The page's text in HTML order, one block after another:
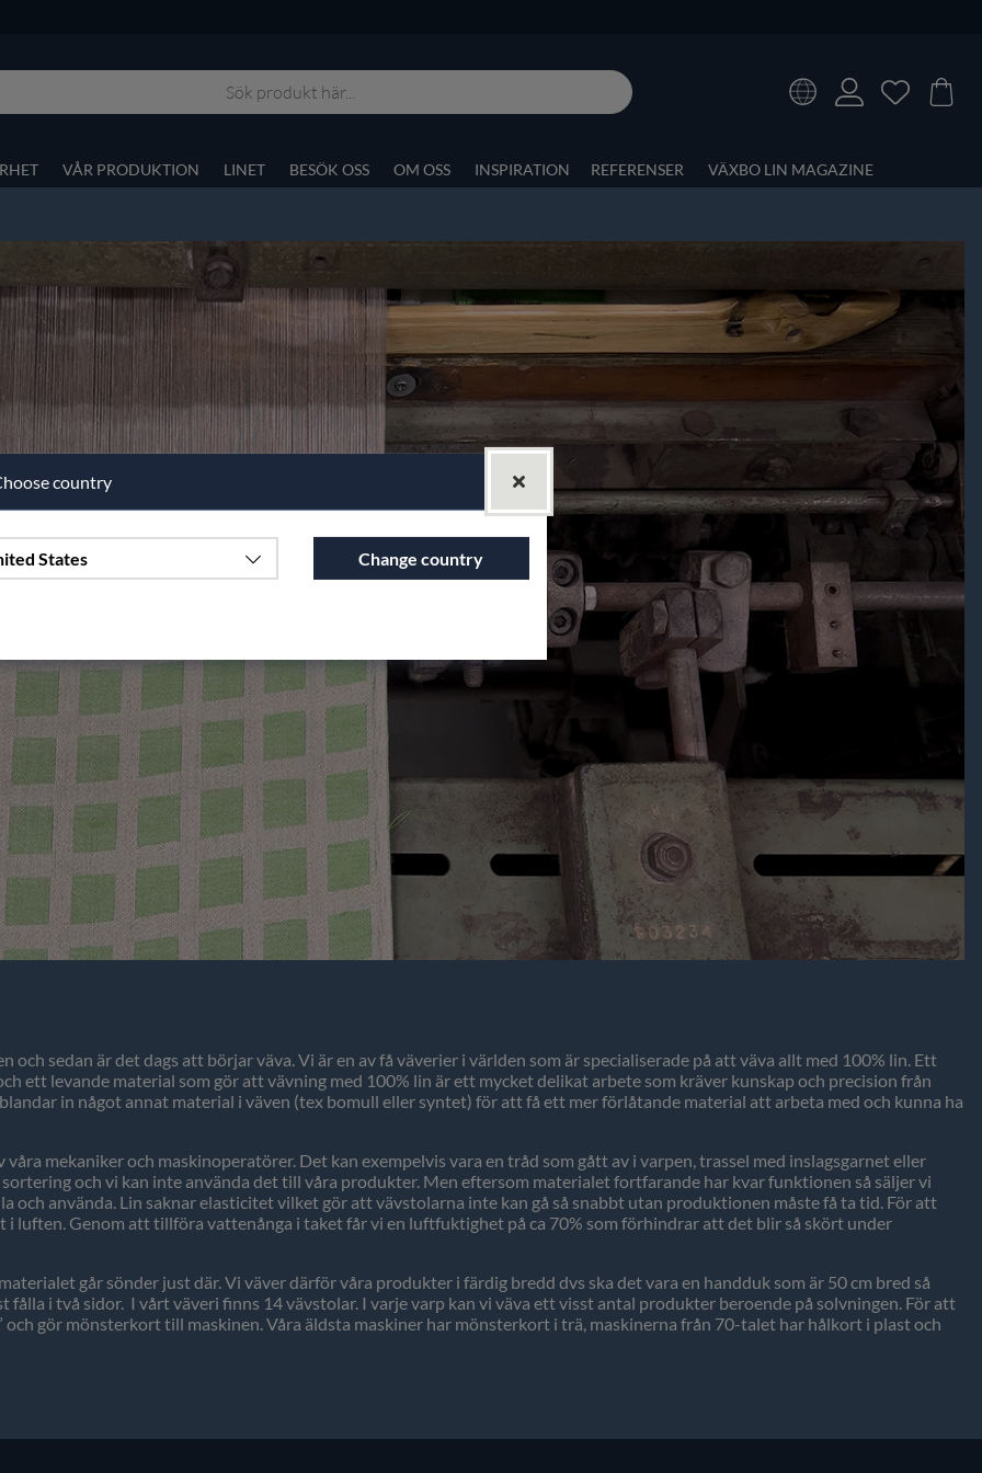
VÅR PRODUKTION LINET BESÖK OSS OM OSS INSPIRATION REFERENSER VÄXBO LIN MAGAZINE
sedan är det dags att börjar väva. Vi är en av få väverier i världen som är specialiserade på att väva allt med 100% lin. Ett
ett levande material som gör att vävning med 100% lin är ett mycket delikat arbete som kräver kunskap och precision från
in något annat material i väven (tex bomull eller syntet) för att få ett mer förlåtande material att arbeta med och kunna ha
mekaniker och maskinoperatörer. Det kan exempelvis vara en tråd som gått av i varpen, trassel med inslagsgarnet eller
och vi kan inte använda det till våra produkter. Men eftersom materialet fortfarande har kvar funktionen så säljer vi
och använda. Lin saknar elasticitet vilket gör att vävstolarna inte kan gå så snabbt utan produktionen måste få ta tid. För att
i luften. Genom att tillföra vattenånga i taket får vi en luftfuktighet på ca 70% som förhindrar att det blir så skört under
går sönder just där. Vi väver därför våra produkter i färdig bredd dvs ska det vara en handduk som är 50 cm bred så
i två sidor. I vårt väveri finns 14 vävstolar. I varje varp kan vi väva ett visst antal produkter beroende på solvningen. För att
gör mönsterkort till maskinen. Våra äldsta maskiner har mönsterkort i trä, maskinerna från 70-talet har hålkort i plast och
country
States Change country